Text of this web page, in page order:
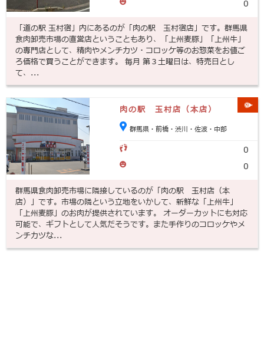
0
「道の駅 玉村宿」内にあるのが「肉の駅 玉村宿店」です。群馬県
食肉卸売市場の直営店ということもあり、「上州麦豚」「上州牛」
の専門店として、精肉やメンチカツ・コロッケ等のお惣菜をお値ご
ろ価格で買うことができます。 毎月 第３土曜日は、特売日とし
て、...
肉の駅 玉村店（本店）
群馬県・前橋・渋川・佐波・中部
0
0
群馬県食肉卸売市場に隣接しているのが「肉の駅 玉村店（本
店）」です。市場の隣という立地をいかして、新鮮な「上州牛」
「上州麦豚」のお肉が提供されています。 オーダーカットにも対応
可能で、ギフトとして人気だそうです。また手作りのコロッケやメ
ンチカツな...